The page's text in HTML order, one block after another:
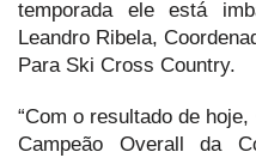
temporada ele está
Leandro Ribela,
Para Ski Cross Country.
“Com o resultado de
Campeão Overall da